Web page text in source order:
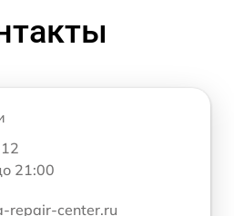
21:00
repair-center.ru